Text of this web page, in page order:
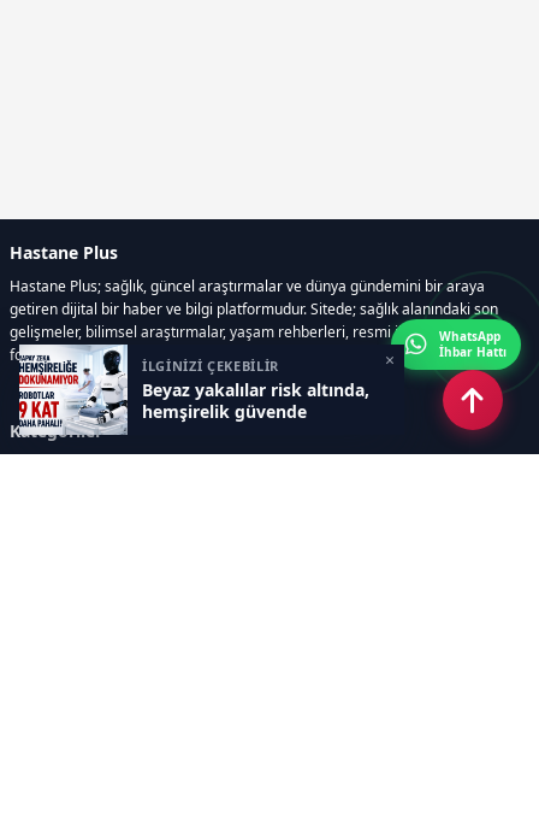
İLGİNİZİ ÇEKEBİLİR
Beyaz yakalılar risk altında,
hemşirelik güvende
×
Hastane Plus
Hastane Plus; sağlık, güncel araştırmalar ve dünya gündemini bir araya
getiren dijital bir haber ve bilgi platformudur. Sitede; sağlık alanındaki son
gelişmeler, bilimsel araştırmalar, yaşam rehberleri, resmi ilanlar, video ve
fotoğraf galerileri ve e-gazete içerikleri yer almaktadır.
Kategoriler
WhatsApp
İhbar Hattı